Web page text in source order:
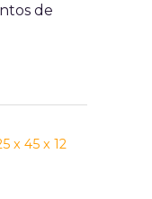
de
x 45 x 12